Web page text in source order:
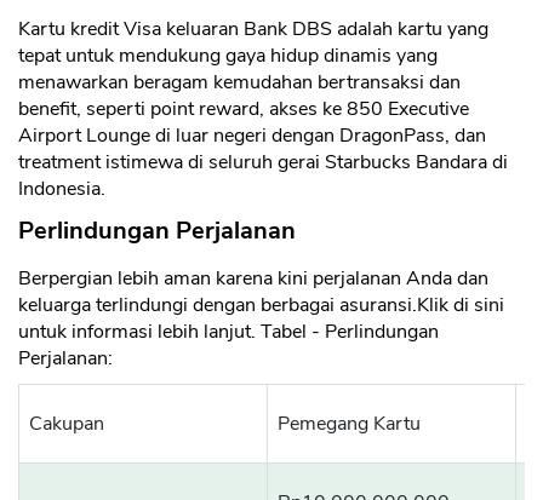
Kartu kredit Visa keluaran Bank DBS adalah kartu yang
tepat untuk mendukung gaya hidup dinamis yang
menawarkan beragam kemudahan bertransaksi dan
benefit, seperti point reward, akses ke 850 Executive
Airport Lounge di luar negeri dengan DragonPass, dan
treatment istimewa di seluruh gerai Starbucks Bandara di
Indonesia.
Perlindungan Perjalanan
Berpergian lebih aman karena kini perjalanan Anda dan
keluarga terlindungi dengan berbagai asuransi.Klik di sini
untuk informasi lebih lanjut. Tabel - Perlindungan
Perjalanan:
Cakupan Pemegang Kartu